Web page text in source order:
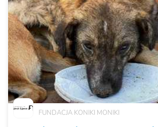
FUNDACJA KONIKI MONIKI